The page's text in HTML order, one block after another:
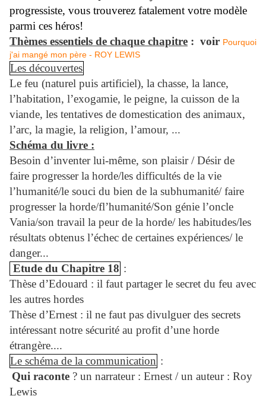
progressiste, vous trouverez fatalement votre modèle
parmi ces héros!
Thèmes essentiels de chaque chapitre : voir Pourquoi
j'ai mangé mon père - ROY LEWIS
Les découvertes
Le feu (naturel puis artificiel), la chasse, la lance,
l’habitation, l’exogamie, le peigne, la cuisson de la
viande, les tentatives de domestication des animaux,
l’arc, la magie, la religion, l’amour, ...
Schéma du livre :
Besoin d’inventer lui-même, son plaisir / Désir de
faire progresser la horde/les difficultés de la vie
l’humanité/le souci du bien de la subhumanité/ faire
progresser la horde/fl’humanité/Son génie l’oncle
Vania/son travail la peur de la horde/ les habitudes/les
résultats obtenus l’échec de certaines expériences/ le
danger...
Etude du Chapitre 18 :
Thèse d’Edouard : il faut partager le secret du feu avec
les autres hordes
Thèse d’Ernest : il ne faut pas divulguer des secrets
intéressant notre sécurité au profit d’une horde
étrangère....
Le schéma de la communication :
Qui raconte ? un narrateur : Ernest / un auteur : Roy
Lewis